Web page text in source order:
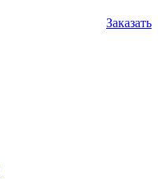
Заказать